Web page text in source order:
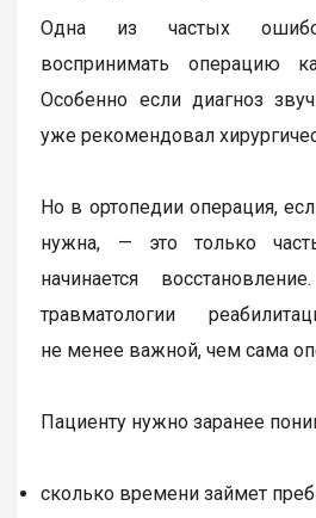
Одна из частых
воспринимать операцию
Особенно если диагноз
уже рекомендовал
Но в ортопедии операция,
нужна, — это только
начинается
травматологии
не менее важной, чем сама
Пациенту нужно заранее
сколько времени займет